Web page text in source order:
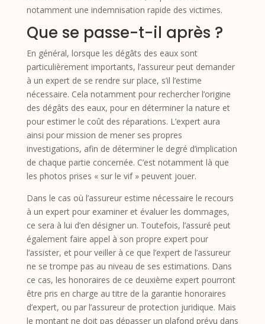
notamment une indemnisation rapide des victimes.
Que se passe-t-il après ?
En général, lorsque les dégâts des eaux sont
particulièrement importants, l’assureur peut demander
à un expert de se rendre sur place, s’il l’estime
nécessaire. Cela notamment pour rechercher l’origine
des dégâts des eaux, pour en déterminer la nature et
pour estimer le coût des réparations. L’expert aura
ainsi pour mission de mener ses propres
investigations, afin de déterminer le degré d’implication
de chaque partie concernée. C’est notamment là que
les photos prises « sur le vif » peuvent jouer.
Dans le cas où l’assureur estime nécessaire le recours
à un expert pour examiner et évaluer les dommages,
ce sera à lui d’en désigner un. Toutefois, l’assuré peut
également faire appel à son propre expert pour
l’assister, et pour veiller à ce que l’expert de l’assureur
ne se trompe pas au niveau de ses estimations. Dans
ce cas, les honoraires de ce deuxième expert pourront
être pris en charge au titre de la garantie honoraires
d’expert, ou par l’assureur de protection juridique. Mais
le montant ne doit pas dépasser un plafond prévu dans